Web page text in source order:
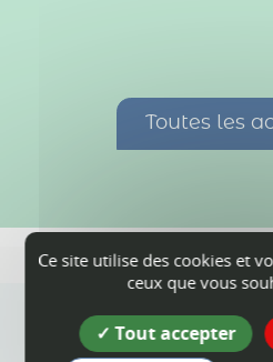
Toutes les
Ce site utilise des cookies et
ceux que vous
Tout accepter